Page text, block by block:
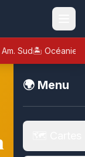
Sud🏝️ Océanie
🌍 Menu